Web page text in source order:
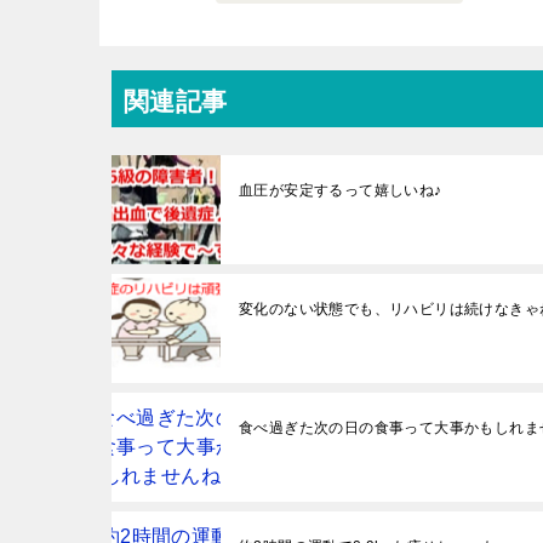
関連記事
血圧が安定するって嬉しいね♪
変化のない状態でも、リハビリは続けなきゃ
食べ過ぎた次の日の食事って大事かもしれま